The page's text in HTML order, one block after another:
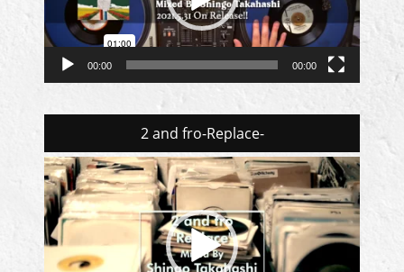
ー
00:00 00:00
2 and fro-Replace-
動
画
プ
レ
ー